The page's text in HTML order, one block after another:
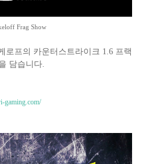
Frag Show
로프의 카운터스트라이크 1.6 프랙
담습니다.
gaming.com/